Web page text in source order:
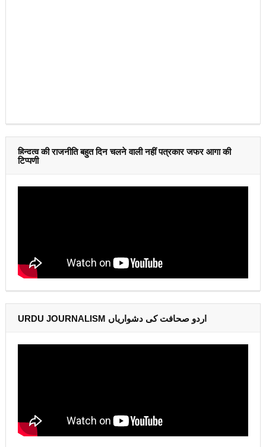
हिन्दुत्व की राजनीति बहुत दिन चलने वाली नहीं पत्रकार जफर आगा की
टिप्पणी
URDU JOURNALISM اردو صحافت کی دشواریاں